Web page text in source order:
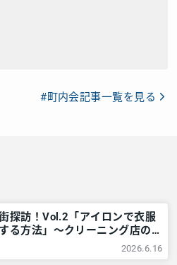
#町内会記事一覧を見る
探訪！Vol.2「アイロンで衣服
る方法」～クリーニング店の家
– 神奈川・東京多摩のご近所
2026.6.16